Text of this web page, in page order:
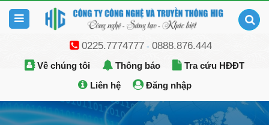
0225.7774777- 0888.876.444
Về chúng tôi Thông báo
Tra cứu HĐĐT
Liên hệ
Đăng nhập